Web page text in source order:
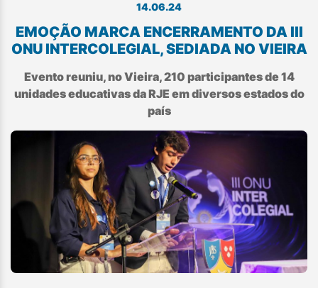
14.06.24
EMOÇÃO MARCA ENCERRAMENTO DA III
ONU INTERCOLEGIAL, SEDIADA NO VIEIRA
Evento reuniu, no Vieira, 210 participantes de 14
unidades educativas da RJE em diversos estados do
país